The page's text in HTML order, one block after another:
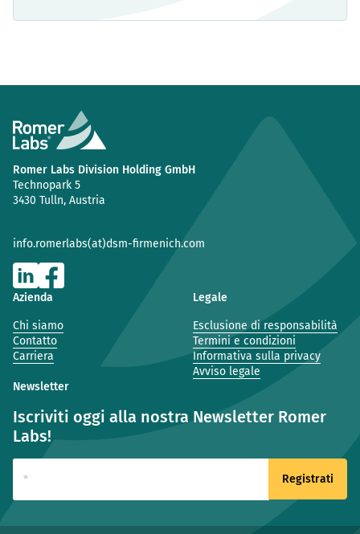
Romer Labs Division Holding GmbH
Technopark 5
3430 Tulln, Austria
info.romerlabs(at)dsm-firmenich.com
Azienda
Chi siamo
Contatto
Carriera
Legale
Esclusione di responsabilità
Termini e condizioni
Informativa sulla privacy
Avviso legale
Newsletter
Iscriviti oggi alla nostra Newsletter Romer
Labs!